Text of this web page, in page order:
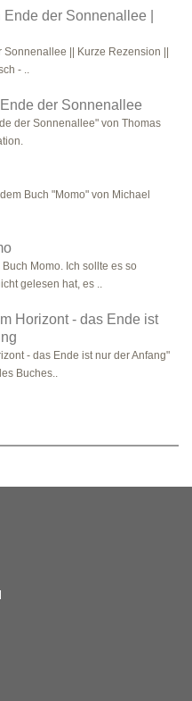
der Sonnenallee |
|| Kurze Rezension ||
- ..
der Sonnenallee
der Sonnenallee" von Thomas
Buch "Momo" von Michael
Momo. Ich sollte es so
gelesen hat, es ..
Horizont - das Ende ist
- das Ende ist nur der Anfang"
Buches..